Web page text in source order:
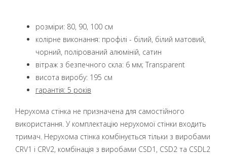
розміри: 80, 90, 100 см
колірне виконання: профілі - білий, білий матовий,
чорний, полірований алюміній, сатин
вітраж з безпечного скла: 6 мм; Transparent
висота виробу: 195 см
гарантія: 5 років
Нерухома стінка не призначена для самостійного
використання. У комплектацію нерухомої стінки входить
тримач. Нерухома стінка комбінується тільки з виробами
CRV1 і CRV2, комбінація з виробами CSD1, CSD2 та CSDL2